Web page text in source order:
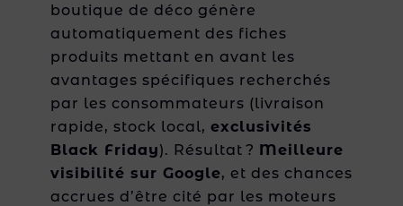
boutique de déco génère
automatiquement des fiches
produits mettant en avant les
avantages spécifiques recherchés
par les consommateurs (livraison
rapide, stock local, exclusivités
Black Friday). Résultat ? Meilleure
visibilité sur Google, et des chances
accrues d’être cité par les moteurs